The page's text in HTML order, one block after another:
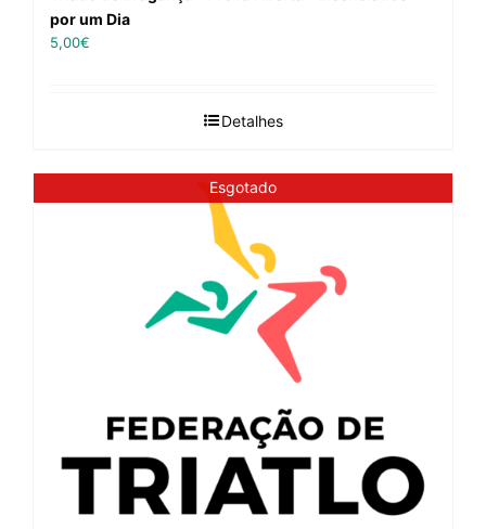
por um Dia
5,00€
Detalhes
Esgotado